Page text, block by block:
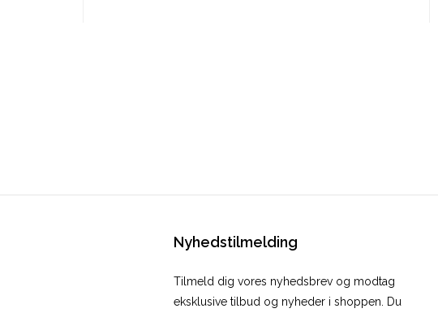
Nyhedstilmelding
Tilmeld dig vores nyhedsbrev og modtag
eksklusive tilbud og nyheder i shoppen. Du